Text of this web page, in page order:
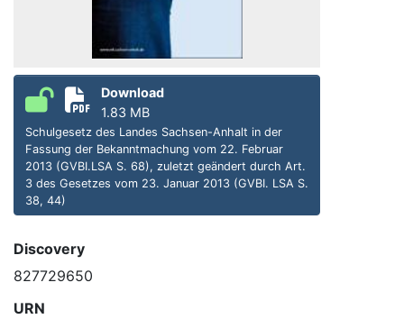
Download
1.83 MB
Schulgesetz des Landes Sachsen-Anhalt in der
Fassung der Bekanntmachung vom 22. Februar
2013 (GVBI.LSA S. 68), zuletzt geändert durch Art.
3 des Gesetzes vom 23. Januar 2013 (GVBI. LSA S.
38, 44)
Discovery
827729650
URN